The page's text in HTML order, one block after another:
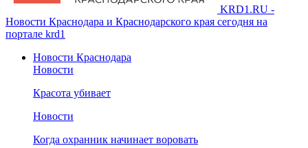
KRD1.RU -
Новости Краснодара и Краснодарского края сегодня на
портале krd1
Новости Краснодара
Новости
Красота убивает
Новости
Когда охранник начинает воровать